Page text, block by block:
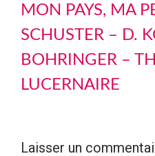
MON PAYS, MA
SCHUSTER – D.
BOHRINGER –
LUCERNAIRE
Laisser un